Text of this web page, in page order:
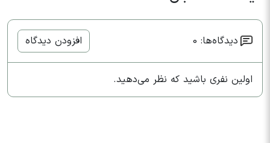
دیدگاه‌ها: 0 افزودن دیدگاه
اولین نفری باشید که نظر می‌دهید.